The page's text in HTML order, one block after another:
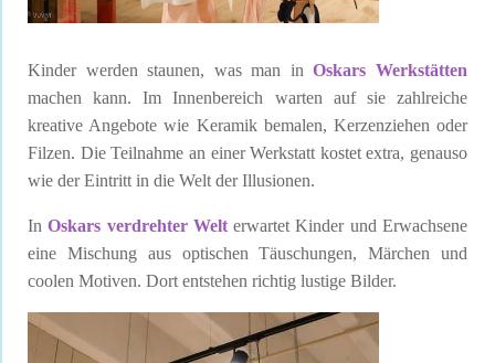
Kinder werden staunen, was man inOskars Werkstätten
machen kann. Im Innenbereich warten auf sie zahlreiche
kreative Angebote wie Keramik bemalen, Kerzenziehen oder
Filzen. Die Teilnahme an einer Werkstatt kostet extra, genauso
wie der Eintritt in die Welt der Illusionen.
InOskars verdrehter Welterwartet Kinder und Erwachsene
eine Mischung aus optischen Täuschungen, Märchen und
coolen Motiven. Dort entstehen richtig lustige Bilder.